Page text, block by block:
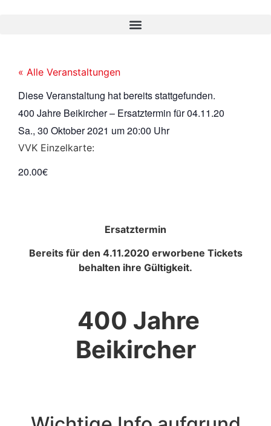
« Alle Veranstaltungen
Diese Veranstaltung hat bereits stattgefunden.
400 Jahre Beikircher – Ersatztermin für 04.11.20
Sa., 30 Oktober 2021 um20:00 Uhr
VVK Einzelkarte:
20.00€
Ersatztermin
Bereits für den 4.11.2020 erworbene Tickets
behalten ihre Gültigkeit.
400 Jahre
Beikircher